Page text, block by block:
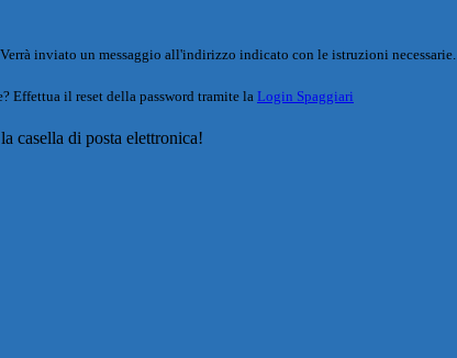
Verrà inviato un messaggio all'indirizzo indicato con le istruzioni necessarie.
Effettua il reset della password tramite la Login Spaggiari
casella di posta elettronica!